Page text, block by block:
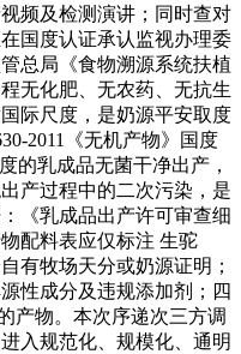
频及检测演讲；同时查对
国度认证承认监视办理委
总局《食物溯源系统扶植
无化肥、无农药、无抗生
际尺度，是奶源平安取度
2011《无机产物》国度
的乳成品无菌干净出产，
产过程中的二次污染，是
《乳成品出产许可审查细
配料表应仅标注 生驼
有牧场天分或奶源证明；
性成分及违规添加剂；四
产物。本次序递次三方调
入规范化、规模化、通明